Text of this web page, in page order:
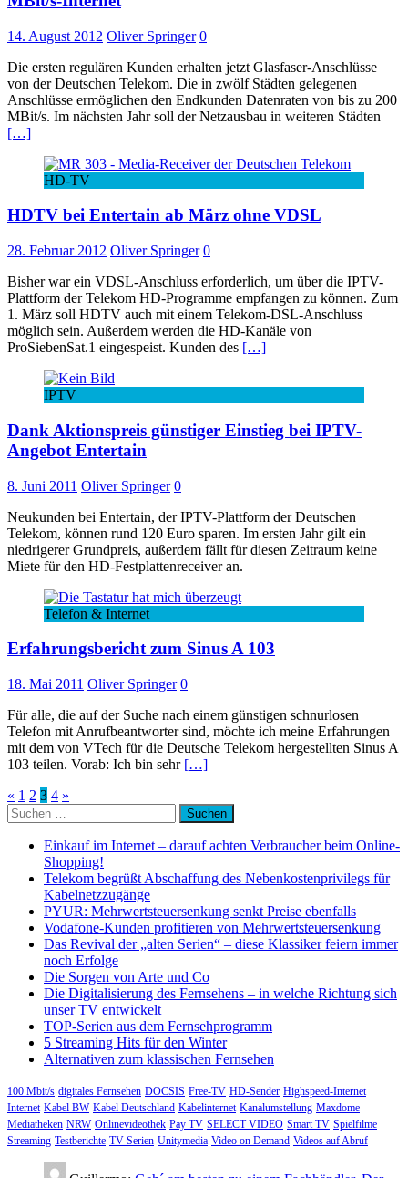
14. August 2012 Oliver Springer 0
Die ersten regulären Kunden erhalten jetzt Glasfaser-Anschlüsse
von der Deutschen Telekom. Die in zwölf Städten gelegenen
Anschlüsse ermöglichen den Endkunden Datenraten von bis zu 200
MBit/s. Im nächsten Jahr soll der Netzausbau in weiteren Städten
[…]
HD-TV
HDTV bei Entertain ab März ohne VDSL
28. Februar 2012 Oliver Springer 0
Bisher war ein VDSL-Anschluss erforderlich, um über die IPTV-
Plattform der Telekom HD-Programme empfangen zu können. Zum
1. März soll HDTV auch mit einem Telekom-DSL-Anschluss
möglich sein. Außerdem werden die HD-Kanäle von
ProSiebenSat.1 eingespeist. Kunden des […]
IPTV
Dank Aktionspreis günstiger Einstieg bei IPTV-
Angebot Entertain
8. Juni 2011 Oliver Springer 0
Neukunden bei Entertain, der IPTV-Plattform der Deutschen
Telekom, können rund 120 Euro sparen. Im ersten Jahr gilt ein
niedrigerer Grundpreis, außerdem fällt für diesen Zeitraum keine
Miete für den HD-Festplattenreceiver an.
Telefon & Internet
Erfahrungsbericht zum Sinus A 103
18. Mai 2011 Oliver Springer 0
Für alle, die auf der Suche nach einem günstigen schnurlosen
Telefon mit Anrufbeantworter sind, möchte ich meine Erfahrungen
mit dem von VTech für die Deutsche Telekom hergestellten Sinus A
103 teilen. Vorab: Ich bin sehr […]
Seitennummerierung
der
Beiträge
« 1 2 3 4 »
Suchen
nach:
Einkauf im Internet – darauf achten Verbraucher beim Online-
Shopping!
Telekom begrüßt Abschaffung des Nebenkostenprivilegs für
Kabelnetzzugänge
PYUR: Mehrwertsteuersenkung senkt Preise ebenfalls
Vodafone-Kunden profitieren von Mehrwertsteuersenkung
Das Revival der „alten Serien“ – diese Klassiker feiern immer
noch Erfolge
Die Sorgen von Arte und Co
Die Digitalisierung des Fernsehens – in welche Richtung sich
unser TV entwickelt
TOP-Serien aus dem Fernsehprogramm
5 Streaming Hits für den Winter
Alternativen zum klassischen Fernsehen
100 Mbit/s digitales Fernsehen DOCSIS Free-TV HD-Sender Highspeed-Internet
Internet Kabel BW Kabel Deutschland Kabelinternet Kanalumstellung Maxdome
Mediatheken NRW Onlinevideothek Pay TV SELECT VIDEO Smart TV Spielfilme
Streaming Testberichte TV-Serien Unitymedia Video on Demand Videos auf Abruf